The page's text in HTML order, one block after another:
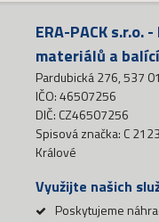
ERA-PACK s.r.o.
materiálů a
Pardubická 276, 537
IČO: 46507256
DIČ: CZ46507256
Spisová značka: C
Králové
Využijte našich
Poskytujeme